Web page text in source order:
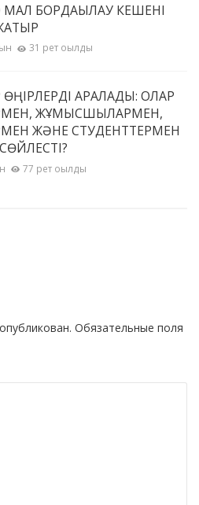
МАЛ БОРДАҚЫЛАУ КЕШЕНІ
31 рет оқылды
АРАЛАДЫ: ОЛАР
ЖҰМЫСШЫЛАРМЕН,
ЖӘНЕ СТУДЕНТТЕРМЕН
77 рет оқылды
Обязательные поля